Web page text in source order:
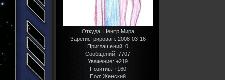
Откуда: Центр Мира
Зарегистрирован: 2008-03-16
Приглашений: 0
Сообщений: 7707
Уважение: +219
Позитив: +160
Пол:Женский